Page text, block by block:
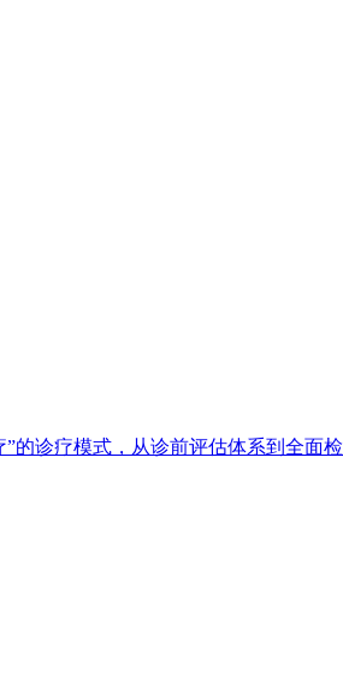
的诊疗模式，从诊前评估体系到全面